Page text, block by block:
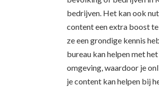
bedrijven. Het kan ook
content een extra boost
ze een grondige kennis
bureau kan helpen met
omgeving, waardoor je
je content kan helpen bij